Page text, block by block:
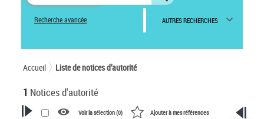
Recherche avancée AUTRES RECHERCHES
Accueil Liste de notices d’autorité
1 Notices d'autorité
Voir la sélection (0) Ajouter à mes références